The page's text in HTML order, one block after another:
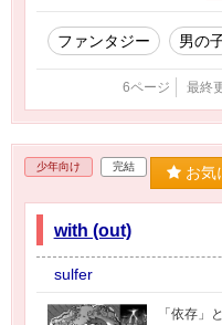
ファンタジー 男の
6ページ 最終
少年向け 完結 お気
with (out)
sulfer
「依存」